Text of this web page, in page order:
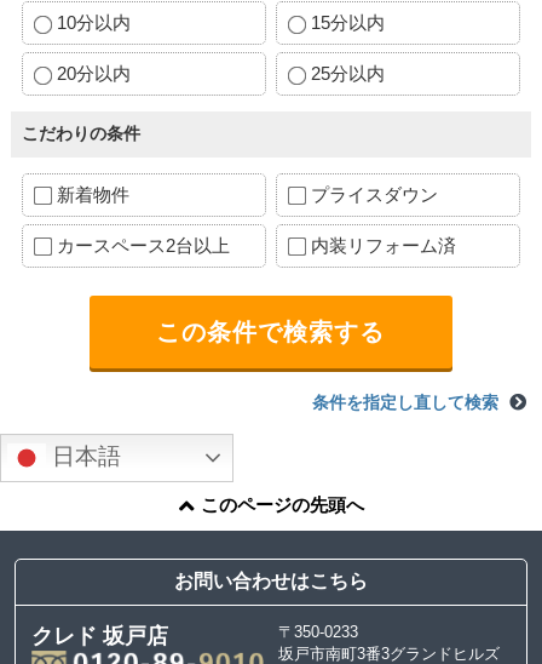
10分以内 15分以内
20分以内 25分以内
こだわりの条件
新着物件 プライスダウン
カースペース2台以上 内装リフォーム済
条件を指定し直して検索
日本語
このページの先頭へ
お問い合わせはこちら
クレド 坂戸店
〒350-0233
坂戸市南町3番3グランドヒルズ